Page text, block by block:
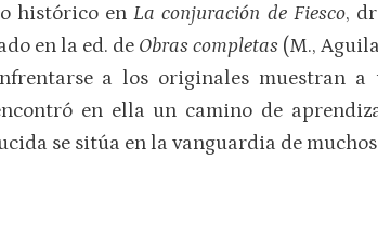
histórico enLa conjuración de Fiesco,
en la ed. de Obras completas (M.,
a los originales muestran
en ella un camino de
se sitúa en la vanguardia de